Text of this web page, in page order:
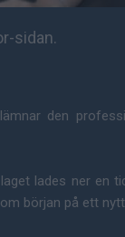
sidan.
den
lades ner en
början på ett